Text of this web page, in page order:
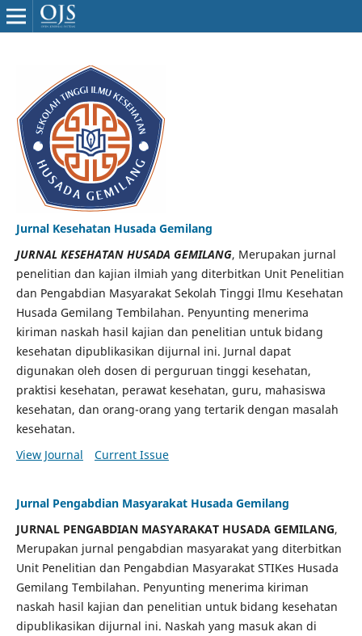
Jurnal Kesehatan Husada Gemilang
JURNAL KESEHATAN HUSADA GEMILANG, Merupakan jurnal
penelitian dan kajian ilmiah yang diterbitkan Unit Penelitian
dan Pengabdian Masyarakat Sekolah Tinggi Ilmu Kesehatan
Husada Gemilang Tembilahan. Penyunting menerima
kiriman naskah hasil kajian dan penelitian untuk bidang
kesehatan dipublikasikan dijurnal ini. Jurnal dapat
digunakan oleh dosen di perguruan tinggi kesehatan,
praktisi kesehatan, perawat kesehatan, guru, mahasiswa
kesehatan, dan orang-orang yang tertarik dengan masalah
kesehatan.
View Journal
Current Issue
Jurnal Pengabdian Masyarakat Husada Gemilang
JURNAL PENGABDIAN MASYARAKAT HUSADA GEMILANG,
Merupakan jurnal pengabdian masyarakat yang diterbitkan
Unit Penelitian dan Pengabdian Masyarakat STIKes Husada
Gemilang Tembilahan. Penyunting menerima kiriman
naskah hasil kajian dan penelitian untuk bidang kesehatan
dipublikasikan dijurnal ini. Naskah yang masuk akan di